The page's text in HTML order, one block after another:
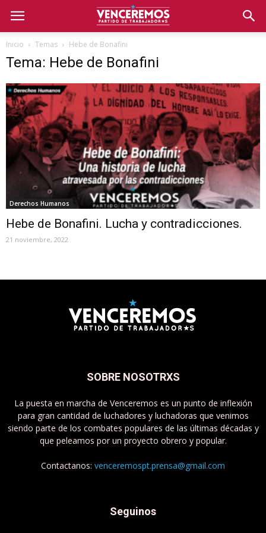
Inicio Temas Hebe de Bonafini
Tema: Hebe de Bonafini
Derechos Humanos
Hebe de Bonafini. Lucha y contradicciones.
21 noviembre, 2022
SOBRE NOSOTRXS
La puesta en marcha de Venceremos es un punto de inflexión
para gran cantidad de luchadores y luchadoras que venimos
siendo parte de los combates populares de las últimas décadas y
que peleamos por un proyecto obrero y popular.
Contactanos: venceremospt.prensa@gmail.com
Seguinos